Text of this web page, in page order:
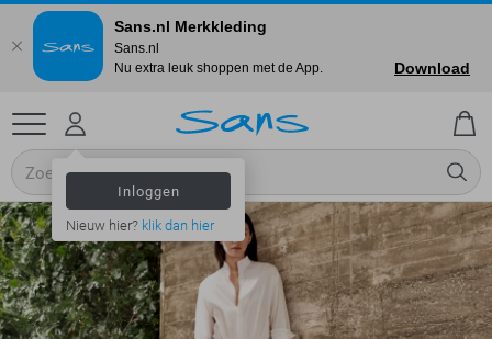
Inloggen
Nieuw hier? klik dan hier
Sans.nl Merkkleding
Sans.nl
Nu extra leuk shoppen met de App.
Download